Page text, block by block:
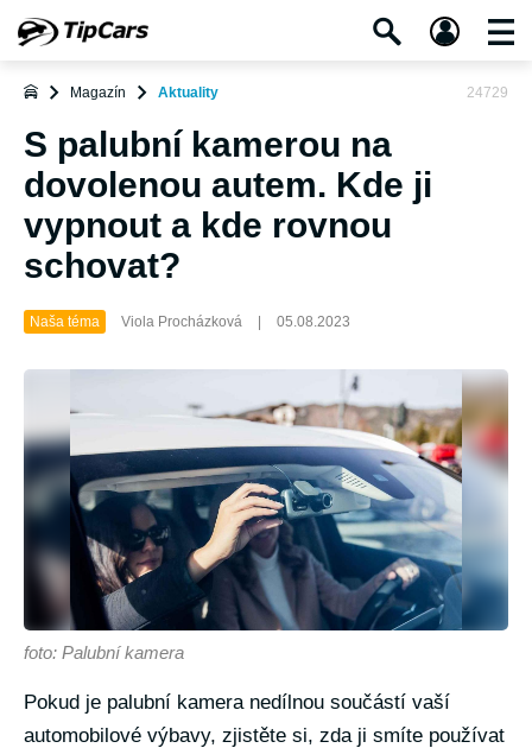
Magazín Aktuality 24729
S palubní kamerou na
dovolenou autem. Kde ji
vypnout a kde rovnou
schovat?
Naša téma Viola Procházková 05.08.2023
foto: Palubní kamera
Pokud je palubní kamera nedílnou součástí vaší
automobilové výbavy, zjistěte si, zda ji smíte používat